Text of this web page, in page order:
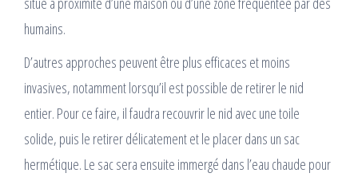
humains.
D’autres approches peuvent être plus efficaces et moins
invasives, notamment lorsqu’il est possible de retirer le nid
entier. Pour ce faire, il faudra recouvrir le nid avec une toile
solide, puis le retirer délicatement et le placer dans un sac
hermétique. Le sac sera ensuite immergé dans l’eau chaude pour